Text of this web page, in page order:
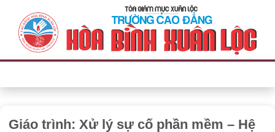
Giáo trình: Xử lý sự cố phần mềm – Hệ